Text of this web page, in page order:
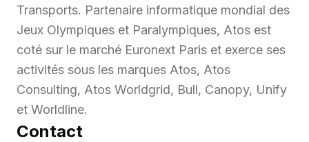
Transports. Partenaire informatique mondial des
Jeux Olympiques et Paralympiques, Atos est
coté sur le marché Euronext Paris et exerce ses
activités sous les marques Atos, Atos
Consulting, Atos Worldgrid, Bull, Canopy, Unify
et Worldline.
Contact